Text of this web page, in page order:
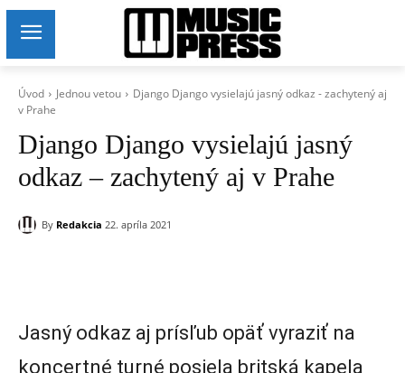
Úvod Jednou vetou
Django Django vysielajú jasný odkaz - zachytený aj
v Prahe
Django Django vysielajú jasný
odkaz – zachytený aj v Prahe
By Redakcia 22. apríla 2021
Jasný odkaz aj prísľub opäť vyraziť na
koncertné turné posiela britská kapela